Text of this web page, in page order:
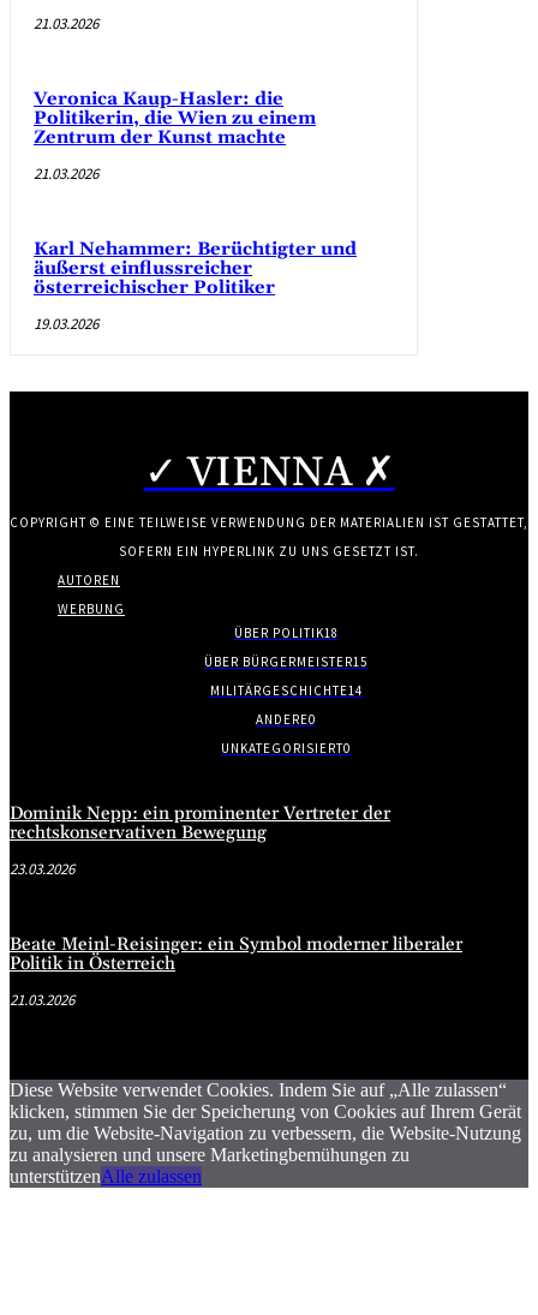
21.03.2026
Veronica Kaup-Hasler: die
Politikerin, die Wien zu einem
Zentrum der Kunst machte
21.03.2026
Karl Nehammer: Berüchtigter und
äußerst einflussreicher
österreichischer Politiker
19.03.2026
✓ VIENNA ✗
COPYRIGHT © EINE TEILWEISE VERWENDUNG DER MATERIALIEN IST GESTATTET,
SOFERN EIN HYPERLINK ZU UNS GESETZT IST.
AUTOREN
WERBUNG
ÜBER POLITIK18
ÜBER BÜRGERMEISTER15
MILITÄRGESCHICHTE14
ANDERE0
UNKATEGORISIERT0
Dominik Nepp: ein prominenter Vertreter der
rechtskonservativen Bewegung
23.03.2026
Beate Meinl-Reisinger: ein Symbol moderner liberaler
Politik in Österreich
21.03.2026
Diese Website verwendet Cookies. Indem Sie auf „Alle zulassen“
klicken, stimmen Sie der Speicherung von Cookies auf Ihrem Gerät
zu, um die Website-Navigation zu verbessern, die Website-Nutzung
zu analysieren und unsere Marketingbemühungen zu
unterstützenAlle zulassen